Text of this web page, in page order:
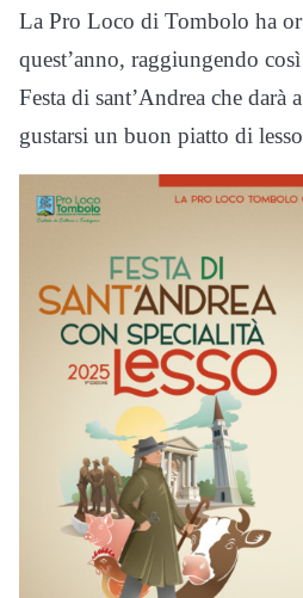
La Pro Loco di Tombolo ha
quest’anno, raggiungendo
Festa di sant’Andrea che darà
gustarsi un buon piatto di